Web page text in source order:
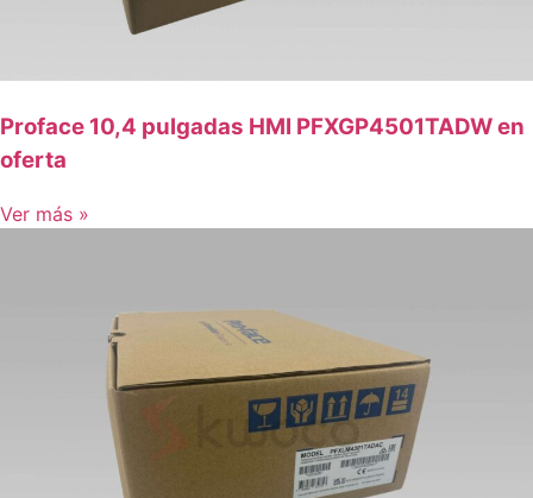
Proface 10,4 pulgadas HMI PFXGP4501TADW en
oferta
Ver más »